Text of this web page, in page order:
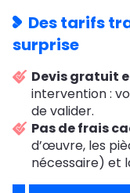
Des tarifs
surprise
Devis gratuit
intervention :
de valider.
Pas de frais
d’œuvre, les
nécessaire) et